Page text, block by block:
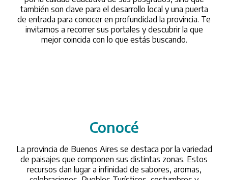
también son clave para el desarrollo local y una puerta
de entrada para conocer en profundidad la provincia. Te
invitamos a recorrer sus portales y descubrir la que
mejor coincida con lo que estás buscando.
Conocé
/conoce
La provincia de Buenos Aires se destaca por la variedad
de paisajes que componen sus distintas zonas. Estos
recursos dan lugar a infinidad de sabores, aromas,